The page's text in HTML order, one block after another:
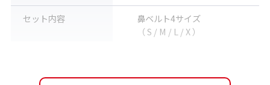
セット内容
鼻ベルト4サイズ
（ S / M / L / X ）